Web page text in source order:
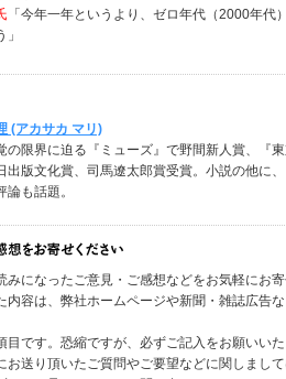
「今年一年というより、ゼロ年代（2000年
(アカサカ マリ)
の限界に迫る『ミューズ』で野間新人賞、『
出版文化賞、司馬遼太郎賞受賞。小説の他に
論も話題。
みになったご意見・ご感想などをお気軽にお寄
内容は、弊社ホームページや新聞・雑誌広告
です。恐縮ですが、必ずご記入をお願いいた
送り頂いたご質問やご要望などに関しまして